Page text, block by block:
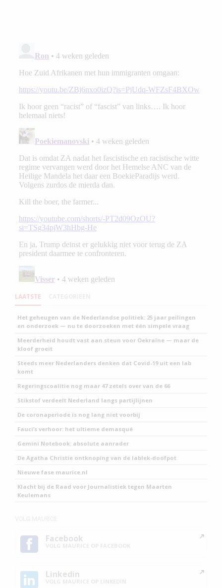
LAATSTE
Het geheugen van de Nederlandse politiek: 25 jaar peilingen
en onderzoek — nu te doorzoeken met één simpele vraag
Meerderheid houdt vast aan steun voor Oekraïne — maar de
kloof groeit
Steeds meer Nederlanders denken dat Covid-19 uit een lab
komt
Regeringscoalitie nog maar 47 zetels over van de 66
Stikstof verdeelt Nederland langs partijlijnen
De coronaperiode is nog lang niet voorbij
Fauci’s verhoor: het ultieme demasqué
Gemini Notebook: absolute aanrader
De Agatha Christie ontknoping van de lablek-doofpot
Nieuwe fase maurice.nl
Klacht bij de Raad voor Journalistiek tegen Maarten
Keulemans
Facebook
Linkedin